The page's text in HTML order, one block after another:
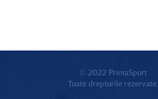
© 2022 PrimaSport
Toate drepturile rezervate.